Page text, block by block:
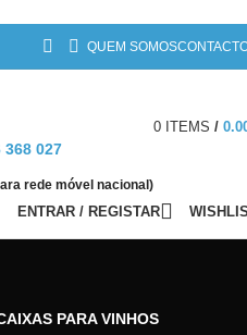
QUEM SOMOS
368 027
rede móvel nacional)
0 ITEMS /
ENTRAR / REGISTAR
PARA VINHOS